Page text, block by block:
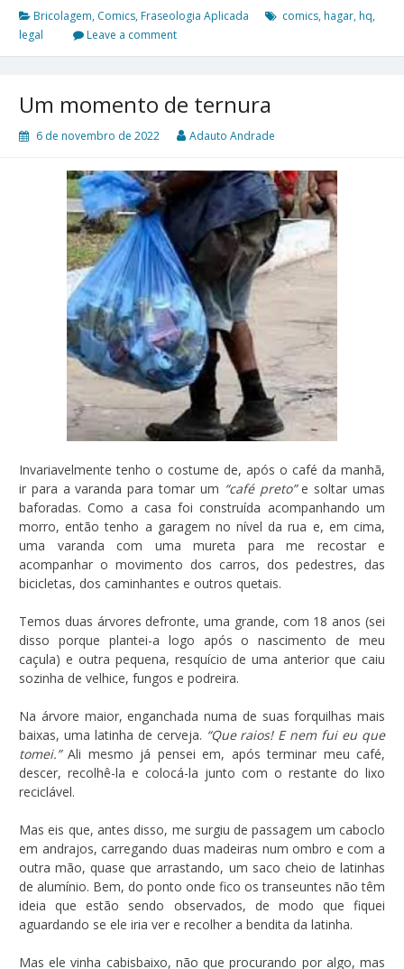
Bricolagem, Comics, Fraseologia Aplicada comics, hagar, hq,
legal
Leave a comment
Um momento de ternura
6 de novembro de 2022 Adauto Andrade
Invariavelmente tenho o costume de, após o café da manhã,
ir para a varanda para tomar um “café preto”e soltar umas
baforadas. Como a casa foi construída acompanhando um
morro, então tenho a garagem no nível da rua e, em cima,
uma varanda com uma mureta para me recostar e
acompanhar o movimento dos carros, dos pedestres, das
bicicletas, dos caminhantes e outros quetais.
Temos duas árvores defronte, uma grande, com 18 anos (sei
disso porque plantei-a logo após o nascimento de meu
caçula) e outra pequena, resquício de uma anterior que caiu
sozinha de velhice, fungos e podreira.
Na árvore maior, enganchada numa de suas forquilhas mais
baixas, uma latinha de cerveja. “Que raios! E nem fui eu que
tomei.”Ali mesmo já pensei em, após terminar meu café,
descer, recolhê-la e colocá-la junto com o restante do lixo
reciclável.
Mas eis que, antes disso, me surgiu de passagem um caboclo
em andrajos, carregando duas madeiras num ombro e com a
outra mão, quase que arrastando, um saco cheio de latinhas
de alumínio. Bem, do ponto onde fico os transeuntes não têm
ideia que estão sendo observados, de modo que fiquei
aguardando se ele iria ver e recolher a bendita da latinha.
Mas ele vinha cabisbaixo, não que procurando por algo, mas